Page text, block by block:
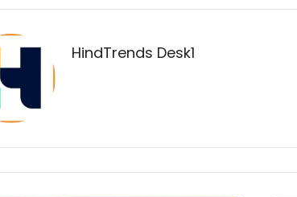
HindTrends Desk1